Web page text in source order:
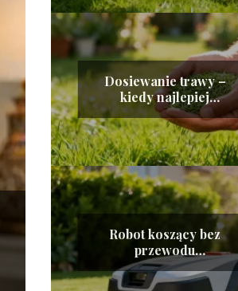
Dosiewanie trawy –
kiedy najlepiej
wykonywać ten zabieg?
Robot koszący bez
przewodu
ograniczającego – jak
działa?